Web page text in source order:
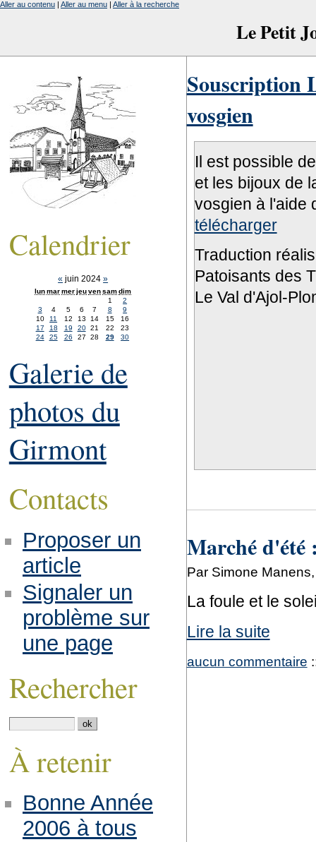
Le Petit
Aller au contenu | Aller au menu | Aller à la recherche
Souscription
vosgien
Il est possible
et les bijoux de
vosgien à l'aide
télécharger
Traduction
Patoisants des
Le Val d'Ajol-
Marché
Par Simone
La foule et le
Lire la suite
aucun commentaire
Calendrier
« juin 2024»
lunmarmerjeuvensamdim
1
2
3
4 5 6 7 8
9
10
11 12 13 14 15
16
17
18 19 20 21 22
23
24
25 26 27 28 29 30
Galerie de
photos du
Girmont
Contacts
Proposer un
article
Signaler un
problème sur
une page
Rechercher
À retenir
Bonne Année
2006 à tous